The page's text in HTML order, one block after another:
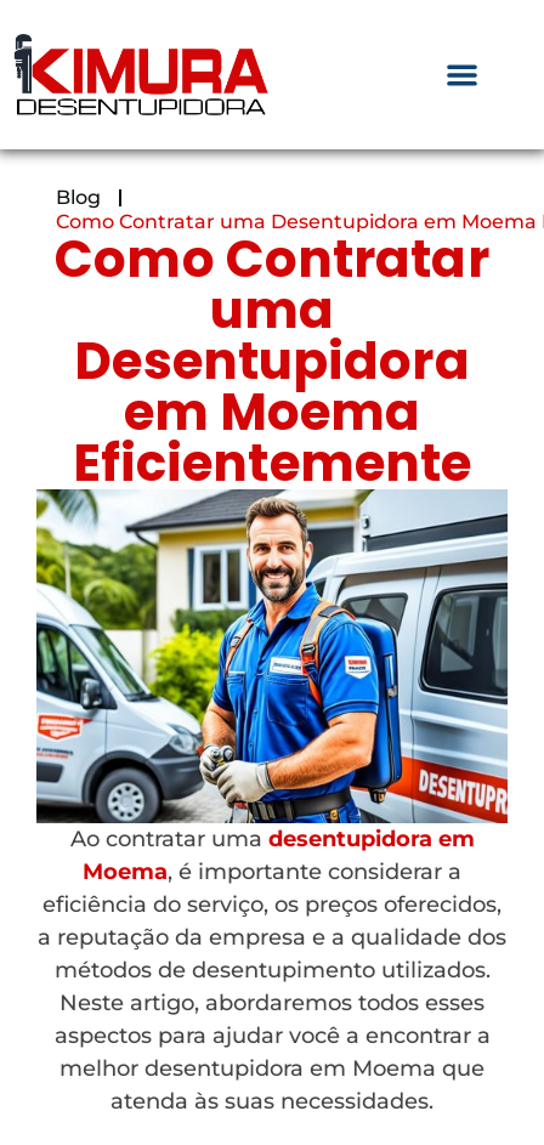
Blog
Como Contratar uma Desentupidora em
Como Contratar
uma
Desentupidora
em Moema
Eficientemente
Ao contratar uma desentupidora em
Moema, é importante considerar a
eficiência do serviço, os preços oferecidos,
a reputação da empresa e a qualidade dos
métodos de desentupimento utilizados.
Neste artigo, abordaremos todos esses
aspectos para ajudar você a encontrar a
melhor desentupidora em Moema que
atenda às suas necessidades.